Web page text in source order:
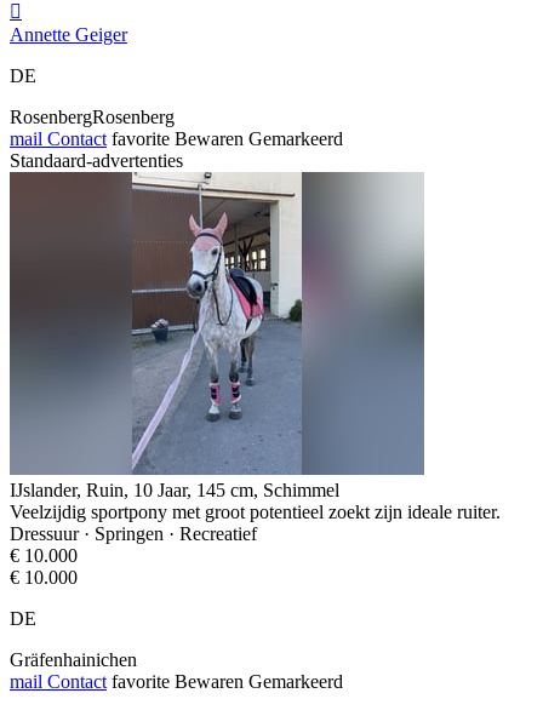

Annette Geiger
DE
RosenbergRosenberg
mail Contact favorite Bewaren Gemarkeerd
Standaard-advertenties
IJslander, Ruin, 10 Jaar, 145 cm, Schimmel
Veelzijdig sportpony met groot potentieel zoekt zijn ideale ruiter.
Dressuur · Springen · Recreatief
€ 10.000
€ 10.000
DE
Gräfenhainichen
mail Contact favorite Bewaren Gemarkeerd